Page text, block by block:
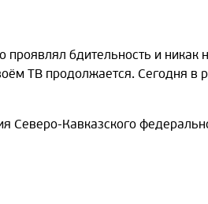
бдительность и никак
ТВ продолжается. Сегодня в
Северо-Кавказского